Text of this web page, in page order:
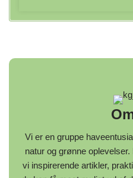
Vi er en gruppe
natur og grønne
vi inspirerende artikler,